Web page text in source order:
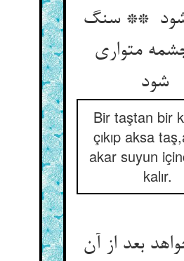
** سنگ
متواری
شود
Bir taştan bir
çıkıp aksa
akar suyun
kalır.
بعد از آن